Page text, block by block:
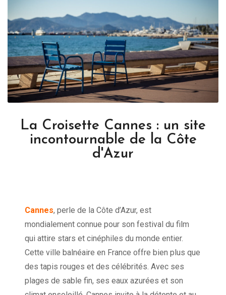
La Croisette Cannes : un site
incontournable de la Côte
d'Azur
Cannes, perle de la Côte d’Azur, est
mondialement connue pour son festival du film
qui attire stars et cinéphiles du monde entier.
Cette ville balnéaire en France offre bien plus que
des tapis rouges et des célébrités. Avec ses
plages de sable fin, ses eaux azurées et son